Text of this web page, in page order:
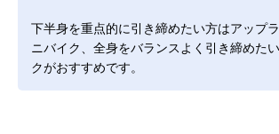
下半身を重点的に引き締めたい方はアップ
ニバイク、全身をバランスよく引き締めた
クがおすすめです。